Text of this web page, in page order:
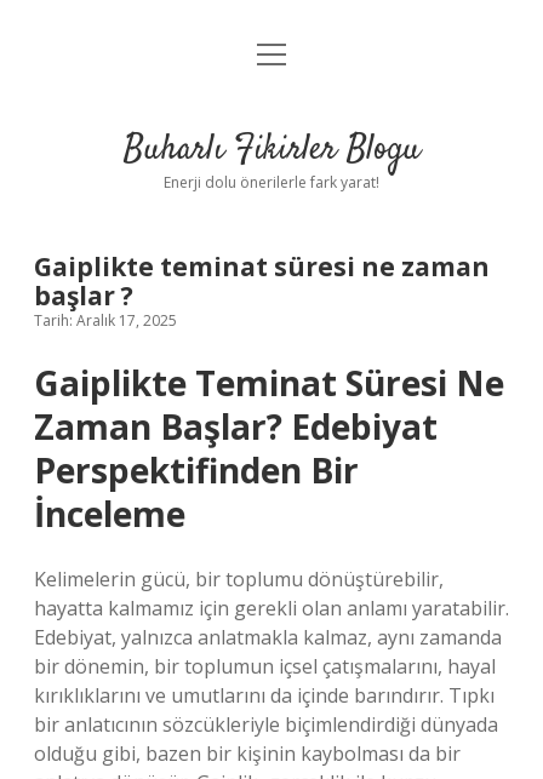
Anasayfa
Yasal Uyarı
menüyü
Buharlı Fikirler Blogu
Enerji dolu önerilerle fark yarat!
Gaiplikte teminat süresi ne zaman
başlar ?
Tarih: Aralık 17, 2025
Gaiplikte Teminat Süresi Ne
Zaman Başlar? Edebiyat
Perspektifinden Bir
İnceleme
Kelimelerin gücü, bir toplumu dönüştürebilir,
hayatta kalmamız için gerekli olan anlamı yaratabilir.
Edebiyat, yalnızca anlatmakla kalmaz, aynı zamanda
bir dönemin, bir toplumun içsel çatışmalarını, hayal
kırıklıklarını ve umutlarını da içinde barındırır. Tıpkı
bir anlatıcının sözcükleriyle biçimlendirdiği dünyada
olduğu gibi, bazen bir kişinin kaybolması da bir